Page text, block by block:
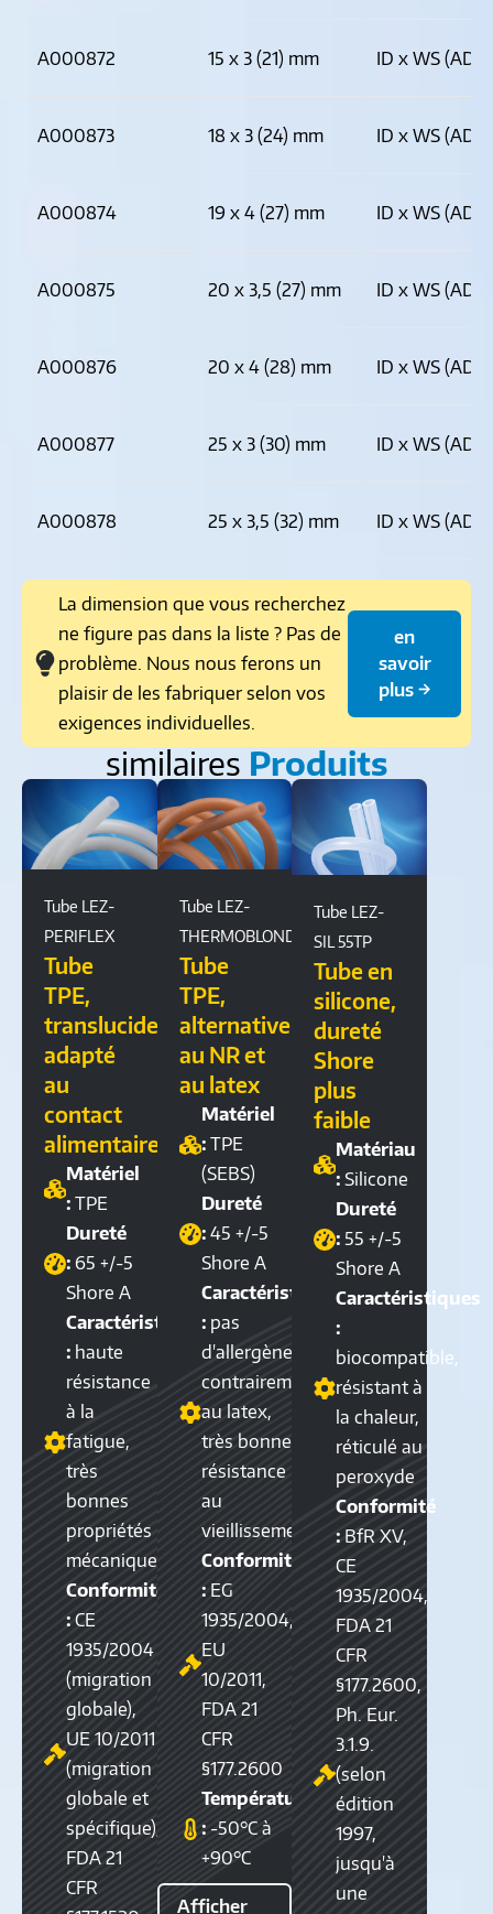
A000872 15 x 3 (21) mm ID x WS (AD)
A000873 18 x 3 (24) mm ID x WS (AD)
A000874 19 x 4 (27) mm ID x WS (AD)
A000875 20 x 3,5 (27) mm ID x WS (AD)
A000876 20 x 4 (28) mm ID x WS (AD)
A000877 25 x 3 (30) mm ID x WS (AD)
A000878 25 x 3,5 (32) mm ID x WS (AD)
La dimension que vous recherchez
ne figure pas dans la liste ? Pas de
problème. Nous nous ferons un
plaisir de les fabriquer selon vos
exigences individuelles.
en
savoir
plus →
similaires Produits
Tube LEZ-
PERIFLEX
Tube
TPE,
translucide,
adapté
au
contact
alimentaire
Matériel
: TPE
Dureté
: 65 +/-5
Shore A
Caractéristiques
: haute
résistance
à la
fatigue,
très
bonnes
propriétés
mécaniques
Conformité
: CE
1935/2004
(migration
globale),
UE 10/2011
(migration
globale et
spécifique),
FDA 21
CFR
Tube LEZ-
THERMOBLOND
Tube
TPE,
alternative
au NR et
au latex
Matériel
: TPE
(SEBS)
Dureté
: 45 +/-5
Shore A
Caractéristiques
: pas
d'allergène
contrairement
au latex,
très bonne
résistance
au
vieillissement
Conformité
: EG
1935/2004,
EU
10/2011,
FDA 21
CFR
§177.2600
Température
: -50°C à
+90°C
Afficher
Tube LEZ-
SIL 55TP
Tube en
silicone,
dureté
Shore
plus
faible
Matériau
:Silicone
Dureté
:55 +/-5
Shore A
Caractéristiques
:
biocompatible,
résistant à
la chaleur,
réticulé au
peroxyde
Conformité
: BfR XV,
CE
1935/2004,
FDA 21
CFR
§177.2600,
Ph. Eur.
3.1.9.
(selon
édition
1997,
jusqu'à
une